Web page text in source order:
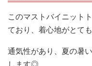
このマストバイニット
ており、着心地がとて
通気性があり、夏の暑